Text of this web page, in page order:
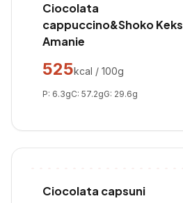
Ciocolata
cappuccino&Shoko Keks
Amanie
525kcal / 100g
P: 6.3gC: 57.2gG: 29.6g
Ciocolata capsuni